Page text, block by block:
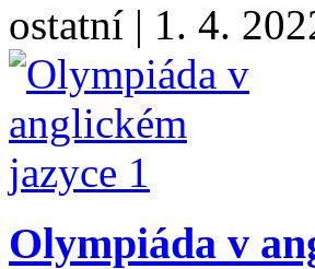
ostatní | 1. 4.
Olympiáda v